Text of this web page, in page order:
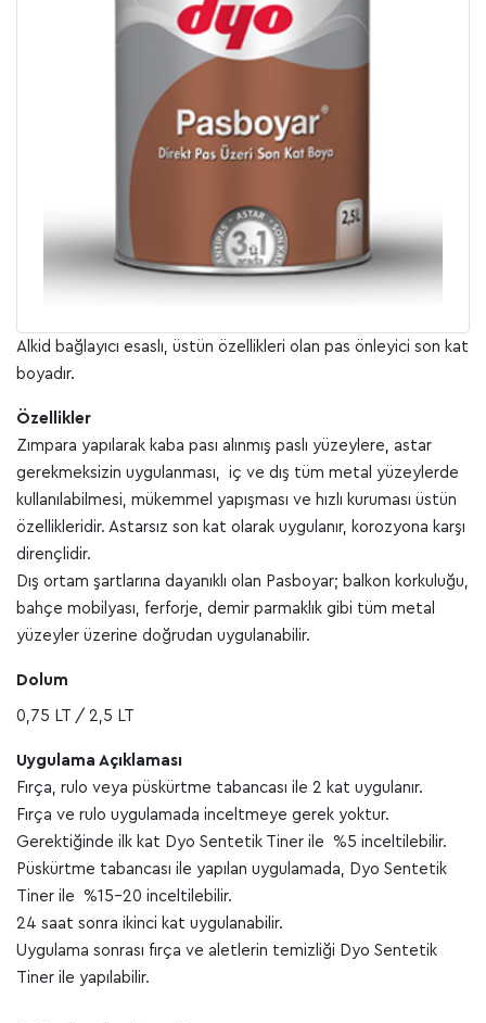
Alkid bağlayıcı esaslı, üstün özellikleri olan pas önleyici son kat
boyadır.
Özellikler
Zımpara yapılarak kaba pası alınmış paslı yüzeylere, astar
gerekmeksizin uygulanması, iç ve dış tüm metal yüzeylerde
kullanılabilmesi, mükemmel yapışması ve hızlı kuruması üstün
özellikleridir. Astarsız son kat olarak uygulanır, korozyona karşı
dirençlidir.
Dış ortam şartlarına dayanıklı olan Pasboyar; balkon korkuluğu,
bahçe mobilyası, ferforje, demir parmaklık gibi tüm metal
yüzeyler üzerine doğrudan uygulanabilir.
Dolum
0,75 LT / 2,5 LT
Uygulama Açıklaması
Fırça, rulo veya püskürtme tabancası ile 2 kat uygulanır.
Fırça ve rulo uygulamada inceltmeye gerek yoktur.
Gerektiğinde ilk kat Dyo Sentetik Tiner ile %5 inceltilebilir.
Püskürtme tabancası ile yapılan uygulamada, Dyo Sentetik
Tiner ile %15-20 inceltilebilir.
24 saat sonra ikinci kat uygulanabilir.
Uygulama sonrası fırça ve aletlerin temizliği Dyo Sentetik
Tiner ile yapılabilir.